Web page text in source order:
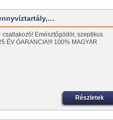
Emésztőgödör, szeptikus
ÉV GARANCIA!!! 100% MAGYAR
Részletek